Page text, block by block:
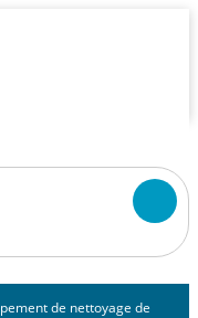
de nettoyage de